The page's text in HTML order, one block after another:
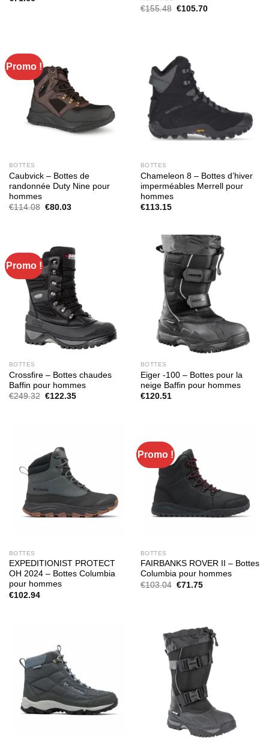
€155.48 Le
€105.70Le
Promo !
BOTTES
Caubvick – Bottes de
randonnée Duty Nine pour
hommes
€114.08 Le
€80.03Le
BOTTES
Chameleon 8 – Bottes d’hiver
imperméables Merrell pour
hommes
€113.15
Promo !
BOTTES
Crossfire – Bottes chaudes
Baffin pour hommes
€249.32 Le
€122.35Le
BOTTES
Eiger -100 – Bottes pour la
neige Baffin pour hommes
€120.51
BOTTES
EXPEDITIONIST PROTECT
OH 2024 – Bottes Columbia
pour hommes
€102.94
Promo !
BOTTES
FAIRBANKS ROVER II – Bottes
Columbia pour hommes
€103.04 Le
€71.75Le